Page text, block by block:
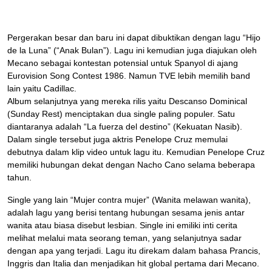
Pergerakan besar dan baru ini dapat dibuktikan dengan lagu “Hijo
de la Luna” (“Anak Bulan”). Lagu ini kemudian juga diajukan oleh
Mecano sebagai kontestan potensial untuk Spanyol di ajang
Eurovision Song Contest 1986. Namun TVE lebih memilih band
lain yaitu Cadillac.
Album selanjutnya yang mereka rilis yaitu Descanso Dominical
(Sunday Rest) menciptakan dua single paling populer. Satu
diantaranya adalah “La fuerza del destino” (Kekuatan Nasib).
Dalam single tersebut juga aktris Penelope Cruz memulai
debutnya dalam klip video untuk lagu itu. Kemudian Penelope Cruz
memiliki hubungan dekat dengan Nacho Cano selama beberapa
tahun.
Single yang lain “Mujer contra mujer” (Wanita melawan wanita),
adalah lagu yang berisi tentang hubungan sesama jenis antar
wanita atau biasa disebut lesbian. Single ini emiliki inti cerita
melihat melalui mata seorang teman, yang selanjutnya sadar
dengan apa yang terjadi. Lagu itu direkam dalam bahasa Prancis,
Inggris dan Italia dan menjadikan hit global pertama dari Mecano.